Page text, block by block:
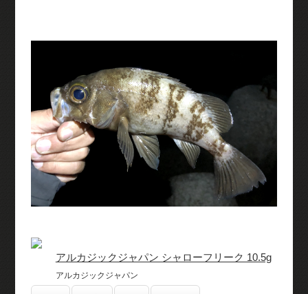
アルカジックジャパン シャローフリーク 10.5g
アルカジックジャパン